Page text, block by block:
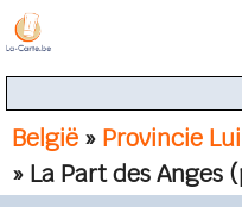
België » Provincie
» La Part des Anges